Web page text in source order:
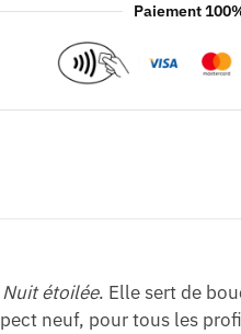
Paiement
Nuit étoilée. Elle sert de
neuf, pour tous les